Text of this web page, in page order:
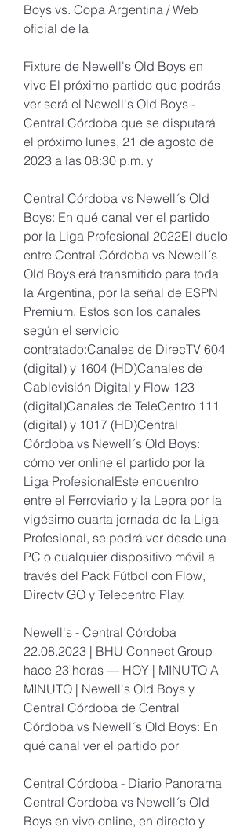
Boys vs. Copa Argentina / Web
oficial de la
Fixture de Newell's Old Boys en
vivo El próximo partido que podrás
ver será el Newell's Old Boys -
Central Córdoba que se disputará
el próximo lunes, 21 de agosto de
2023 a las 08:30 p.m. y
Central Córdoba vs Newell´s Old
Boys: En qué canal ver el partido
por la Liga Profesional 2022El duelo
entre Central Córdoba vs Newell´s
Old Boys erá transmitido para toda
la Argentina, por la señal de ESPN
Premium. Estos son los canales
según el servicio
contratado:Canales de DirecTV 604
(digital) y 1604 (HD)Canales de
Cablevisión Digital y Flow 123
(digital)Canales de TeleCentro 111
(digital) y 1017 (HD)Central
Córdoba vs Newell´s Old Boys:
cómo ver online el partido por la
Liga ProfesionalEste encuentro
entre el Ferroviario y la Lepra por la
vigésimo cuarta jornada de la Liga
Profesional, se podrá ver desde una
PC o cualquier dispositivo móvil a
través del Pack Fútbol con Flow,
Directv GO y Telecentro Play.
Newell's - Central Córdoba
22.08.2023 | BHU Connect Group
hace 23 horas — HOY | MINUTO A
MINUTO | Newell's Old Boys y
Central Córdoba de Central
Córdoba vs Newell´s Old Boys: En
qué canal ver el partido por
Central Córdoba - Diario Panorama
Central Cordoba vs Newell´s Old
Boys en vivo online, en directo y